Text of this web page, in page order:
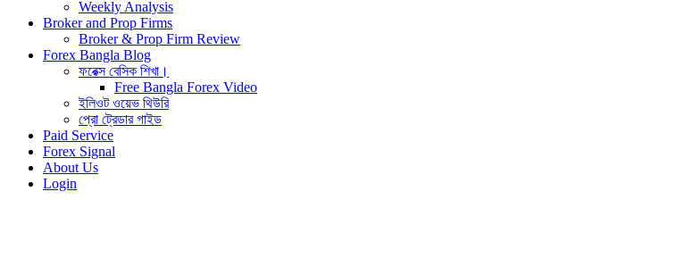
Weekly Analysis
Broker and Prop Firms
Broker & Prop Firm Review
Forex Bangla Blog
ফরেক্স বেসিক শিখা।
Free Bangla Forex Video
ইলিওট ওয়েভ থিউরি
প্রো ট্রেডার গাইড
Paid Service
Forex Signal
About Us
Login